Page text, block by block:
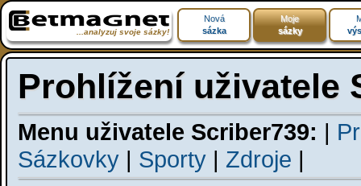
...analyzuj svoje sázky!
Nová
sázka
Moje
sázky
Prohlížení uživatele
Menu uživatele Scriber739: |
Sázkovky | Sporty | Zdroje |